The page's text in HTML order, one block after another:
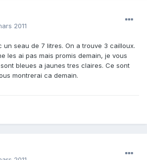
2011
un seau de 7 litres. On a trouve 3 cailloux.
les ai pas mais promis demain, je vous
bleues a jaunes tres claires. Ce sont
montrerai ca demain.